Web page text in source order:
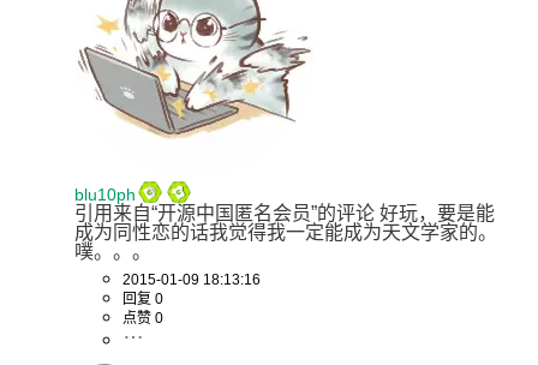
blu10ph
引用来自“开源中国匿名会员”的评论 好玩，要是能
成为同性恋的话我觉得我一定能成为天文学家的。
噗。。。
2015-01-09 18:13:16
回复 0
点赞 0